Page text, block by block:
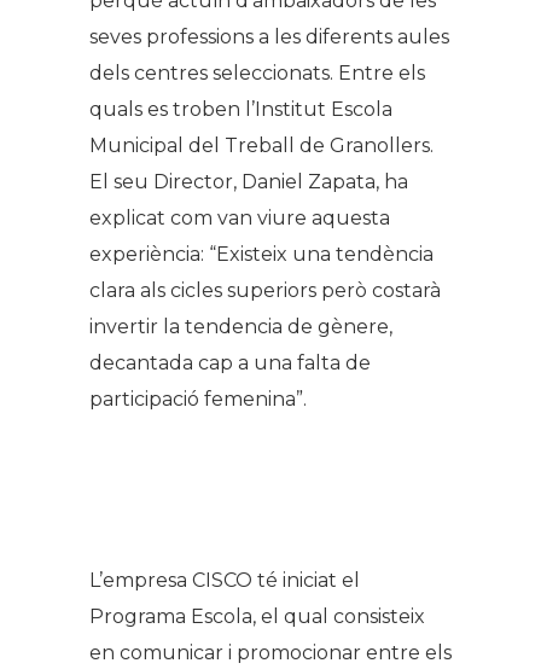
seves professions a les diferents aules
dels centres seleccionats. Entre els
quals es troben l’Institut Escola
Municipal del Treball de Granollers.
El seu Director, Daniel Zapata, ha
explicat com van viure aquesta
experiència: “Existeix una tendència
clara als cicles superiors però costarà
invertir la tendencia de gènere,
decantada cap a una falta de
participació femenina”.
L’empresa CISCO té iniciat el
Programa Escola, el qual consisteix
en comunicar i promocionar entre els